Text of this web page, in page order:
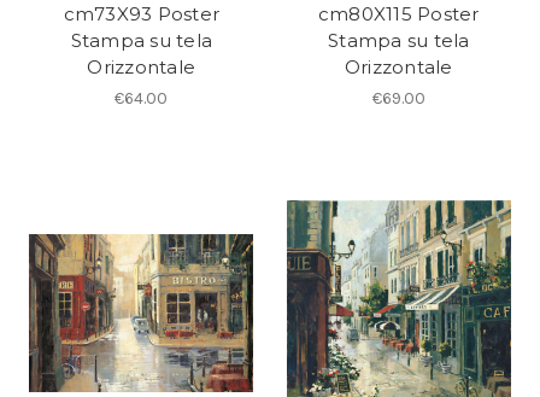
cm73X93 Poster
Stampa su tela
Orizzontale
€64.00
cm80X115 Poster
Stampa su tela
Orizzontale
€69.00